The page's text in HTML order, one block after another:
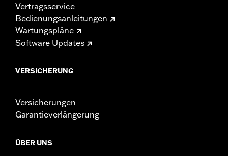
Vertragsservice
Bedienungsanleitungen
Wartungspläne
Software Updates
VERSICHERUNG
Versicherungen
Garantieverlängerung
ÜBER UNS